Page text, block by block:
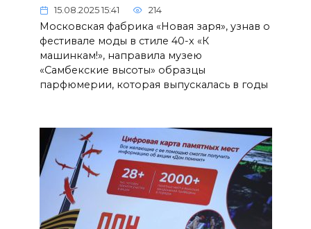
15.08.2025 15:41 214
Московская фабрика «Новая заря», узнав о
фестивале моды в стиле 40-х «К
машинкам!», направила музею
«Самбекские высоты» образцы
парфюмерии, которая выпускалась в годы